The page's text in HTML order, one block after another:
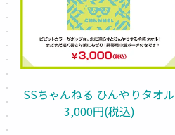
SSちゃんねる ひんやりタオル
3,000円(税込)